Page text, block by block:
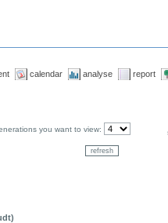
calendar analyse report
you want to view: